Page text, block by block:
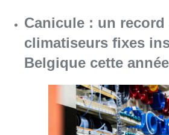
Canicule : un
climatiseurs fixes
Belgique cette année